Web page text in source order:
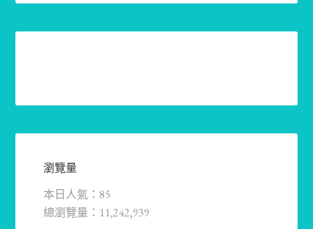
瀏覽量
本日人氣：85
總瀏覽量：11,242,939